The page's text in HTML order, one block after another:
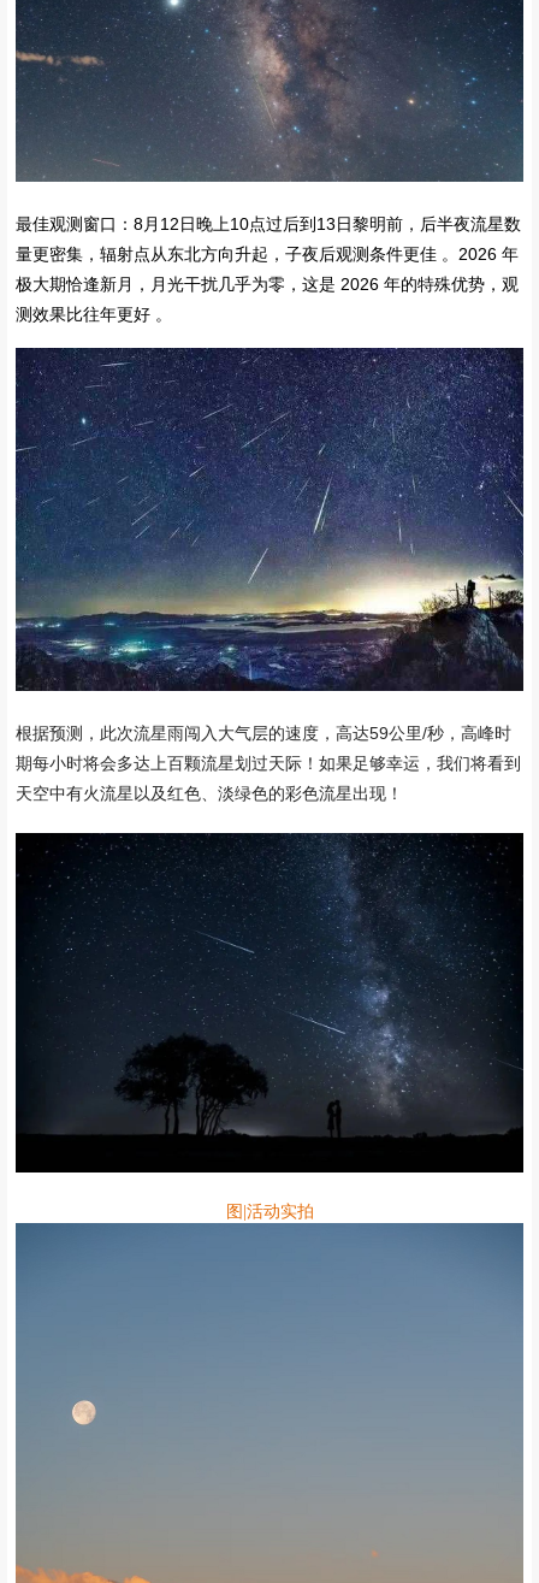
最佳观测窗口‌：8月12日晚上10点过后到13日黎明前，后半夜流星数
量更密集，辐射点从东北方向升起，子夜后观测条件更佳 。‌‌‌2026 年
极大期恰逢新月，月光干扰几乎为零，这是 2026 年的特殊优势，观
测效果比往年更好 。
根据预测，此次流星雨闯入大气层的速度，高达59公里/秒，高峰时
期每小时将会多达上百颗流星划过天际！如果足够幸运，我们将看到
天空中有火流星以及红色、淡绿色的彩色流星出现！
图|活动实拍